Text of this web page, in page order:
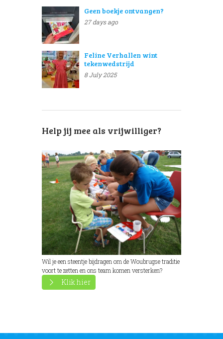
Geen boekje ontvangen?
27 days ago
Feline Verhallen wint
tekenwedstrijd
8 July 2025
Help jij mee als vrijwilliger?
Wil je een steentje bijdragen om de Woubrugse traditie
voort te zetten en ons team komen versterken?
Klik hier